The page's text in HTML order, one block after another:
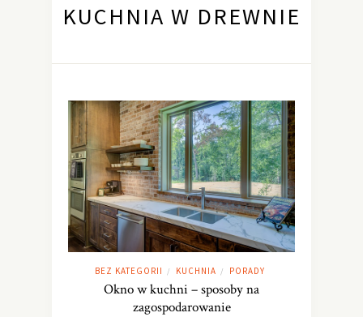
KUCHNIA W DREWNIE
BEZ KATEGORII / KUCHNIA / PORADY
Okno w kuchni – sposoby na
zagospodarowanie